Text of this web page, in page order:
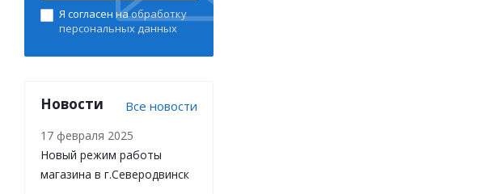
Я согласен наобработку
персональных данных
Новости Все новости
17 февраля 2025
Новый режим работы
магазина в г.Северодвинск